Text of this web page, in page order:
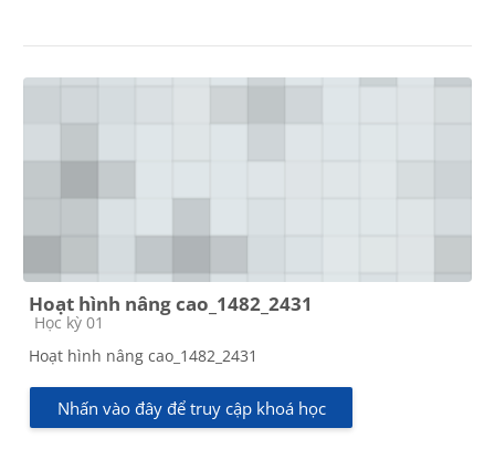
Hoạt hình nâng cao_1482_2431
Các loại khóa học
Học kỳ 01
Hoạt hình nâng cao_1482_2431
Nhấn vào đây để truy cập khoá học